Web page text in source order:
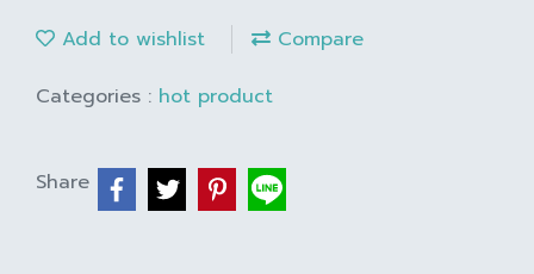
Add to wishlist
Compare
Categories : hot product
Share